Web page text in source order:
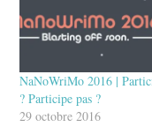
NaNoWriMo 2016 |
? Participe pas ?
29 octobre 2016